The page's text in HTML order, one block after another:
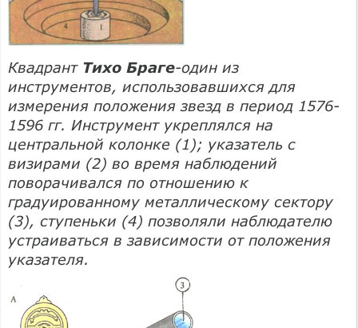
Квадрант Тихо Браге-один из
инструментов, использовавшихся для
измерения положения звезд в период 1576-
1596 гг. Инструмент укреплялся на
центральной колонке (1); указатель с
визирами (2) во время наблюдений
поворачивался по отношению к
градуированному металлическому сектору
(3), ступеньки (4) позволяли наблюдателю
устраиваться в зависимости от положения
указателя.